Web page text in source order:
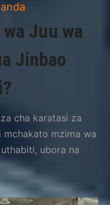
Juu wa
Jinbao
cha karatasi za
mzima wa
ubora na